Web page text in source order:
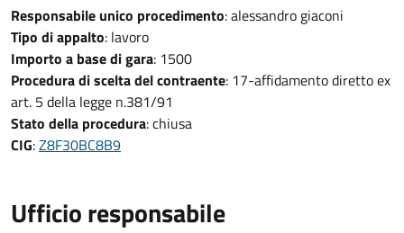
Responsabile unico procedimento: alessandro giaconi
Tipo di appalto: lavoro
Importo a base di gara: 1500
Procedura di scelta del contraente: 17-affidamento diretto ex
art. 5 della legge n.381/91
Stato della procedura: chiusa
CIG:Z8F30BC8B9
Ufficio responsabile